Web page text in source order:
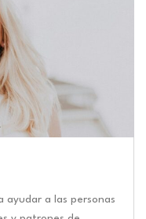
ayudar a las personas